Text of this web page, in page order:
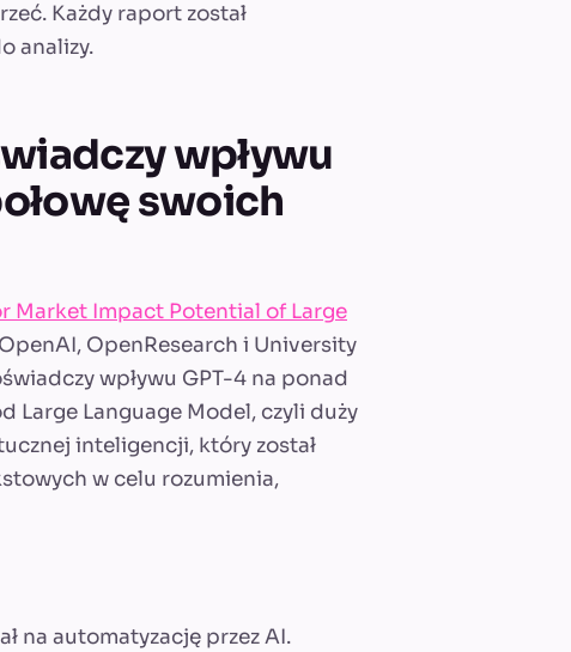
Każdy raport został
analizy.
wpływu
swoich
Market Impact Potential of Large
OpenResearch i University
wpływu GPT-4 na ponad
Large Language Model, czyli duży
inteligencji, który został
w celu rozumienia,
na automatyzację przez AI.